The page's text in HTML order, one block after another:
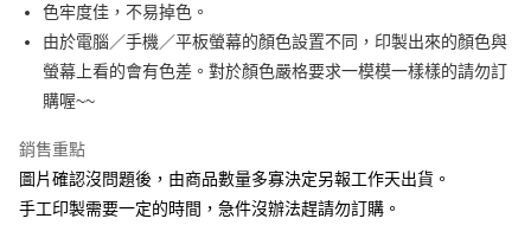
AFTEE先享後付
相關說明
【關於「AFTEE先享後付」】
AFTEE先享後付是「在收到商品之後才付款」的支付方式。 讓您購物簡單
１．簡單：不需註冊會員、不需綁卡、不需儲值。
２．便利：只要手機號碼，簡訊認證，即可結帳。
ATM付款
全家付款取貨
色牢度佳，不易掉色。
由於電腦／手機／平板螢幕的顏色設置不同，印製出來的顏色與
螢幕上看的會有色差。對於顏色嚴格要求一模模一樣樣的請勿訂
購喔~~
銷售重點
圖片確認沒問題後，由商品數量多寡決定另報工作天出貨。
手工印製需要一定的時間，急件沒辦法趕請勿訂購。